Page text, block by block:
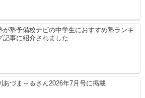
が塾予備校ナビの中学生におすすめ塾ランキ
記事に紹介されました
あづま～るさん2026年7月号に掲載